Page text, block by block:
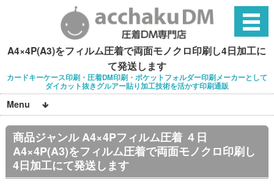
A4×4P(A3)をフィルム圧着で両面モノクロ印刷し4日加工に
て発送します
カードキーケース印刷・圧着DM印刷・ポケットフォルダー印刷メーカーとして
ダイカット抜きグルアー貼り加工技術を活かす印刷通販
Menu
商品ジャンル A4×4Pフィルム圧着 ４日
A4×4P(A3)をフィルム圧着で両面モノクロ印刷し
4日加工にて発送します